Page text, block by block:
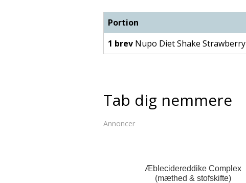
Portion
1 brev Nupo Diet Shake Strawberry
Tab dig nemmere
Annoncer
Æblecidereddike Complex
(mæthed & stofskifte)